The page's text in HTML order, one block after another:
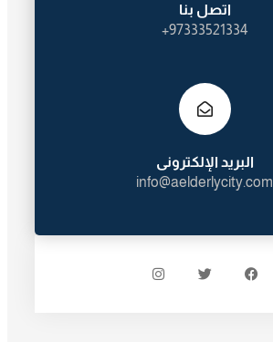
اتصل بنا
97333521334+
البريد الإلكترونى
info@aelderlycity.com